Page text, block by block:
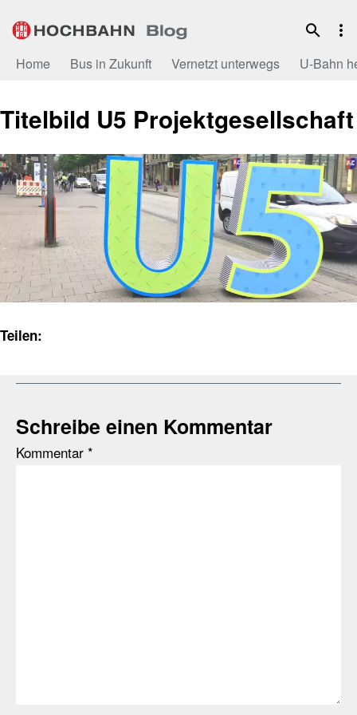
Inhalt
Home Bus in Zukunft Vernetzt unterwegs U-Bahn
Titelbild U5 Projektgesellschaft
Teilen:
Schreibe einen Kommentar
Kommentar *